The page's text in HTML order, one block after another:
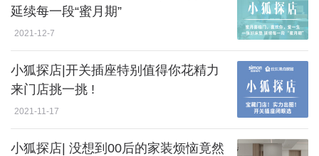
延续每一段“蜜月期”
2021-12-7
小狐探店|开关插座特别值得你花精力
来门店挑一挑 !
2021-11-17
小狐探店| 没想到00后的家装烦恼竟然